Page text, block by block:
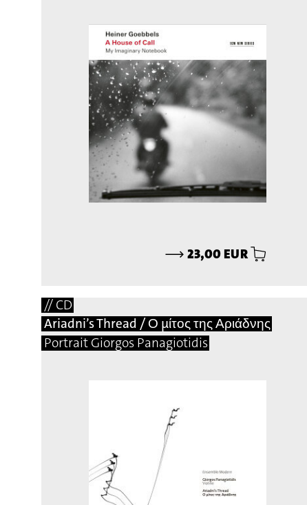
⟶ 23,00 EUR
// CD
Ariadni’s Thread / Ο μίτος της Αριάδνης
Portrait Giorgos Panagiotidis